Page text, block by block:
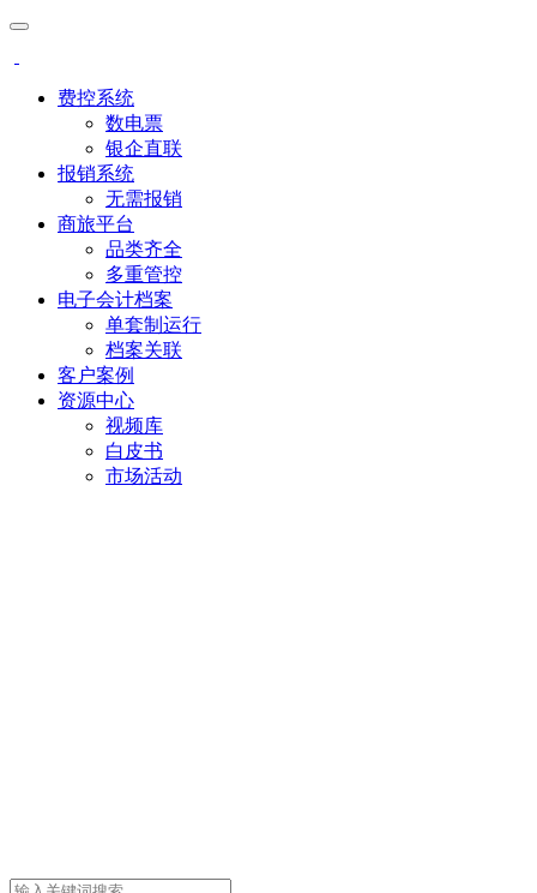
费控系统
数电票
银企直联
报销系统
无需报销
商旅平台
品类齐全
多重管控
电子会计档案
单套制运行
档案关联
客户案例
资源中心
视频库
白皮书
市场活动